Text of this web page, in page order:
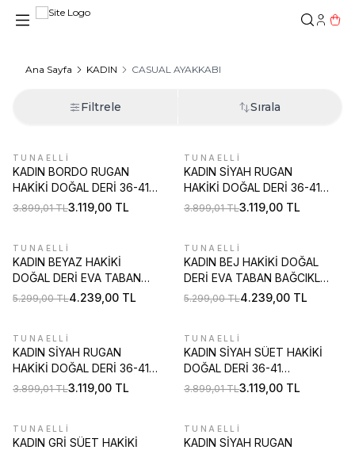
Ana Sayfa KADIN CASUAL AYAKKABI
Filtrele Sırala
%20
TUNAELLİ
KADIN BORDO RUGAN
HAKİKİ DOĞAL DERİ 36-41
NUMARA TOKALI KALIN
3.899,01TL3.119,00 TL
%20
TUNAELLİ
KADIN SİYAH RUGAN
HAKİKİ DOĞAL DERİ 36-41
NUMARA TOKALI KALIN
3.899,01TL3.119,00 TL
%20
TUNAELLİ
KADIN BEYAZ HAKİKİ
DOĞAL DERİ EVA TABAN
BAĞCIKLI SNEAKER CASUAL
5.299,00TL4.239,00 TL
%20
TUNAELLİ
KADIN BEJ HAKİKİ DOĞAL
DERİ EVA TABAN BAĞCIKLI
SNEAKER CASUAL
5.299,00TL4.239,00 TL
%20
TUNAELLİ
KADIN SİYAH RUGAN
HAKİKİ DOĞAL DERİ 36-41
NUMARA BAĞCIKLI
3.899,01TL3.119,00 TL
%20
TUNAELLİ
KADIN SİYAH SÜET HAKİKİ
DOĞAL DERİ 36-41
NUMARA BAĞCIKLI
3.899,01TL3.119,00 TL
%20
TUNAELLİ
KADIN GRİ SÜET HAKİKİ
%20
TUNAELLİ
KADIN SİYAH RUGAN